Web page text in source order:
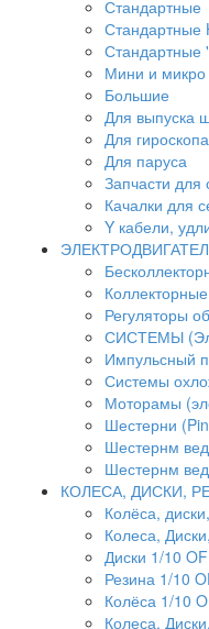
Стандартные
Стандартные
Стандартные
Мини и микро
Большие
Для выпуска
Для гироскопа
Для паруса
Запчасти для
Качалки для
Y кабели,
Регуляторы
СИСТЕМЫ
Импульсный
Системы
Моторамы
Шестерни
Шестернм
Шестернм
КОЛЕСА, ДИСКИ,
Колёса,
Колеса,
Диски 1/10
Резина 1/10
Колёса 1/10
Колеса,